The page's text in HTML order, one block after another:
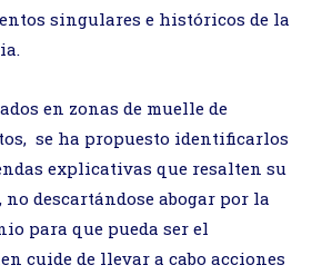
singulares e históricos de la
en zonas de muelle de
se ha propuesto identificarlos
explicativas que resalten su
descartándose abogar por la
para que pueda ser el
cuide de llevar a cabo acciones